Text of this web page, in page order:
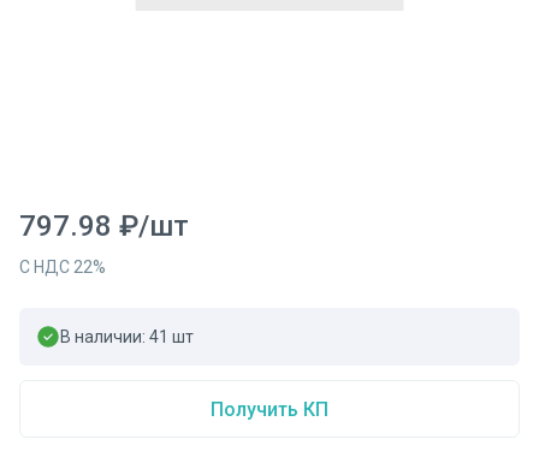
797.98 ₽/шт
С НДС 22%
В наличии: 41 шт
Получить КП